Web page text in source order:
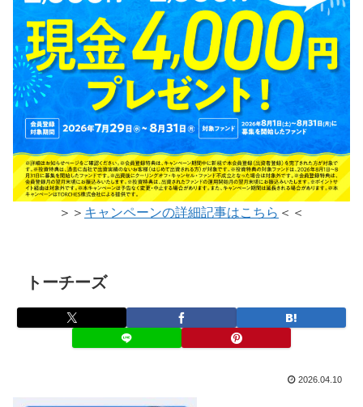
＞＞ キャンペーンの詳細記事はこちら ＜＜
トーチーズ
2026.04.10